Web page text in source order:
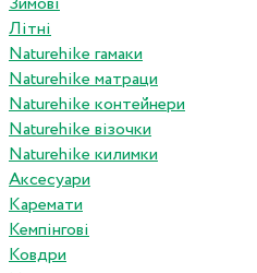
Літні
Naturehike гамаки
Naturehike матраци
Naturehike контейнери
Naturehike візочки
Naturehike килимки
Аксесуари
Каремати
Кемпінгові
Ковдри